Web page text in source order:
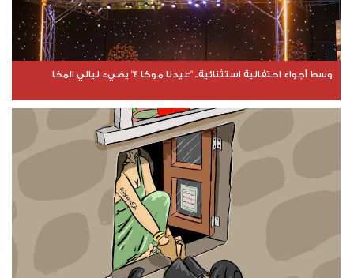
وسط أجواء احتفالية استثنائية.. "عيدنا موكا 4" يضيء ليالي المخا